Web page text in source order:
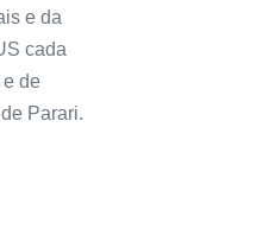
e da
cada
de
Parari.